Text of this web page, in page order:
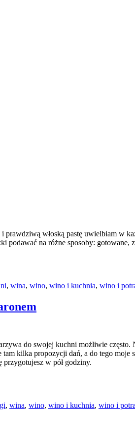
prawdziwą włoską pastę uwielbiam w
na różne sposoby: gotowane,
, wina, wino, wino i kuchnia, wino i
do swojej kuchni możliwie
tam kilka propozycji dań, a do tego
w pół godziny.
, wina, wino, wino i kuchnia, wino i